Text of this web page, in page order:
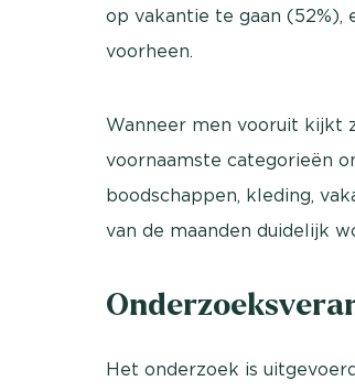
op vakantie te gaan (52%),
voorheen.
Wanneer men vooruit kijkt
voornaamste categorieën
boodschappen, kleding,
van de maanden duidelijk
Het onderzoek is